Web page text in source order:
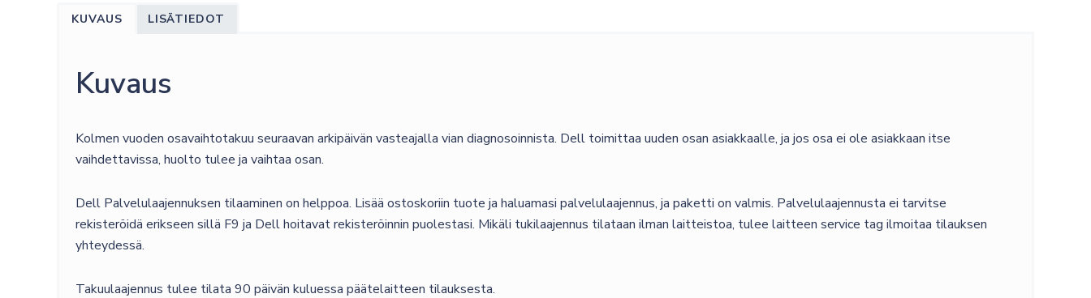
KUVAUS LISÄTIEDOT
Kuvaus
Kolmen vuoden osavaihtotakuu seuraavan arkipäivän vasteajalla vian diagnosoinnista. Dell toimittaa uuden osan asiakkaalle, ja jos osa ei ole asiakkaan itse
vaihdettavissa, huolto tulee ja vaihtaa osan.
Dell Palvelulaajennuksen tilaaminen on helppoa. Lisää ostoskoriin tuote ja haluamasi palvelulaajennus, ja paketti on valmis. Palvelulaajennusta ei tarvitse
rekisteröidä erikseen sillä F9 ja Dell hoitavat rekisteröinnin puolestasi. Mikäli tukilaajennus tilataan ilman laitteistoa, tulee laitteen service tag ilmoitaa tilauksen
yhteydessä.
Takuulaajennus tulee tilata 90 päivän kuluessa päätelaitteen tilauksesta.